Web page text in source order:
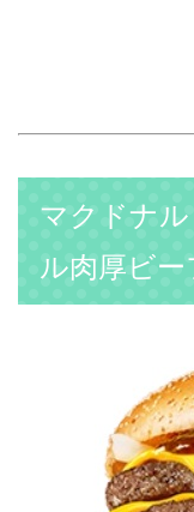
マクドナ
ル肉厚ビー